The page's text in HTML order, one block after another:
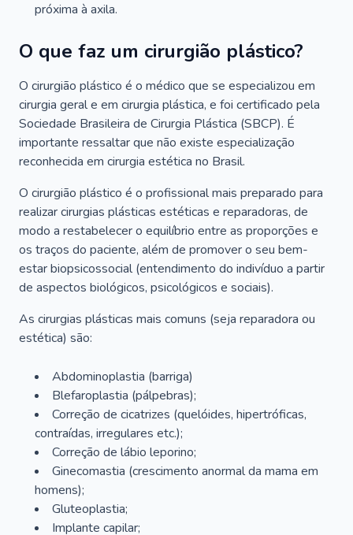
próxima à axila.
O que faz um cirurgião plástico?
O cirurgião plástico é o médico que se especializou em
cirurgia geral e em cirurgia plástica, e foi certificado pela
Sociedade Brasileira de Cirurgia Plástica (SBCP). É
importante ressaltar que não existe especialização
reconhecida em cirurgia estética no Brasil.
O cirurgião plástico é o profissional mais preparado para
realizar cirurgias plásticas estéticas e reparadoras, de
modo a restabelecer o equilíbrio entre as proporções e
os traços do paciente, além de promover o seu bem-
estar biopsicossocial (entendimento do indivíduo a partir
de aspectos biológicos, psicológicos e sociais).
As cirurgias plásticas mais comuns (seja reparadora ou
estética) são:
Abdominoplastia (barriga)
Blefaroplastia (pálpebras);
Correção de cicatrizes (quelóides, hipertróficas,
contraídas, irregulares etc.);
Correção de lábio leporino;
Ginecomastia (crescimento anormal da mama em
homens);
Gluteoplastia;
Implante capilar;